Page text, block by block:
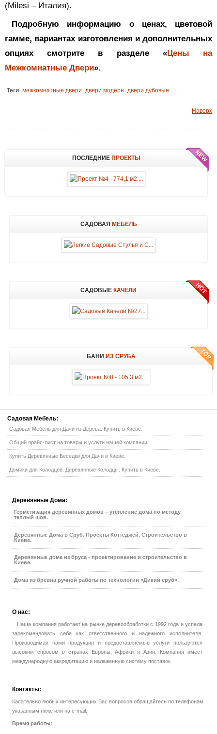
(Milesi – Италия).
Подробную информацию о ценах, цветовой
гамме, вариантах изготовления и дополнительных
опциях смотрите в разделе «Цены на
Межкомнатные Двери».
Теги межкомнатные двери двери модерн двери дубовые
Наверх
ПОСЛЕДНИЕПРОЕКТЫ
САДОВАЯ МЕБЕЛЬ
САДОВЫЕ КАЧЕЛИ
БАНИ ИЗ СРУБА
Садовая Мебель:
Садовая Мебель для Дачи из Дерева. Купить в Киеве.
Общий прайс-лист на товары и услуги нашей компании.
Купить Деревянные Беседки для Дачи в Киеве.
Домики для Колодцев. Деревянные Колодцы. Купить в Киеве.
Деревянные Дома:
Герметизация деревянных домов – утепление дома по методу
теплый шов.
Деревянные Дома в Сруб. Проекты Коттеджей. Строительство в
Киеве.
Деревянные дома из бруса - проектирование и строительство в
Киеве.
Дома из бревна ручной работы по технологии «Дикий сруб».
О нас:
Наша компания работает на рынке деревообработки с 1992 года и успела
зарекомендовать себя как ответственного и надежного исполнителя.
Производимая нами продукция и предоставляемые услуги пользуются
высоким спросом в странах Европы, Африки и Азии. Компания имеет
международную аккредитацию и налаженную систему поставок.
Контакты:
Касательно любых интересующих Вас вопросов обращайтесь по телефонам
указанным ниже или на e-mail.
Время работы: